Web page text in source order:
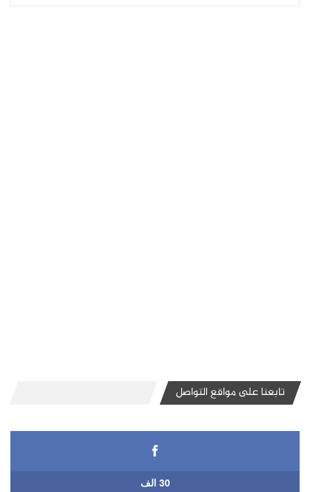
تابعنا على مواقع التواصل
30 الف